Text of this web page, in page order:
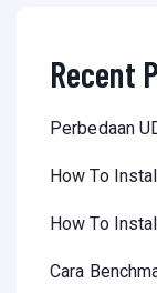
Recent
Perbedaan
How To
How To
Cara